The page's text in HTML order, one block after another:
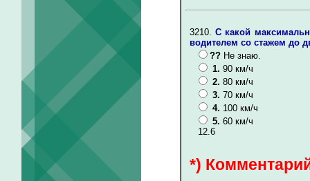
3210.С какой
водителем со стажем до
?? Не знаю.
1. 90 км/ч
2. 80 км/ч
3. 70 км/ч
4. 100 км/ч
5. 60 км/ч
12.6
*)